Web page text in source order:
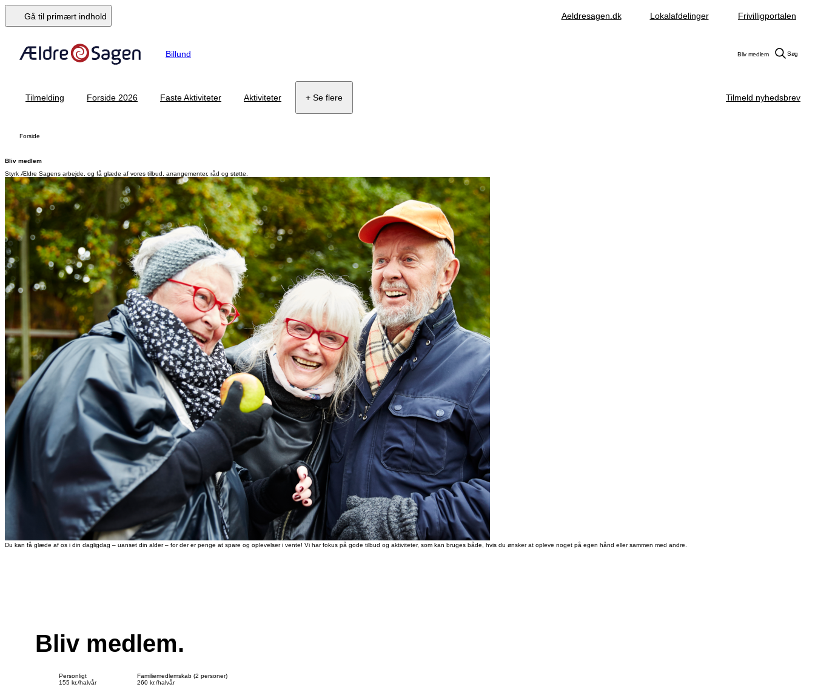
Gå til primært indhold Aeldresagen.dk Lokalafdelinger Frivilligportalen
Billund Bliv medlem Søg
Tilmelding Forside 2026 Faste Aktiviteter Aktiviteter + Se flere Tilmeld nyhedsbrev
Forside
Bliv medlem
Styrk Ældre Sagens arbejde, og få glæde af vores tilbud, arrangementer, råd og støtte.
Du kan få glæde af os i din dagligdag – uanset din alder – for der er penge at spare og oplevelser i vente! Vi har fokus på gode tilbud og aktiviteter, som kan bruges både, hvis du ønsker at opleve noget på egen hånd eller sammen med andre.
Bliv medlem.
Personligt
155 kr./halvår
Familiemedlemskab (2 personer)
260 kr./halvår